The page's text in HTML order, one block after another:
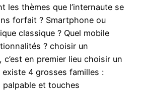
les thèmes que l’internaute se
forfait ? Smartphone ou
classique ? Quel mobile
? choisir un
en premier lieu choisir un
4 grosses familles :
et touches